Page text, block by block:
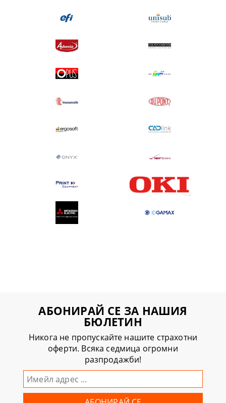
АБОНИРАЙ СЕ ЗА НАШИЯ
БЮЛЕТИН
Никога не пропускайте нашите страхотни
оферти. Всяка седмица огромни
разпродажби!